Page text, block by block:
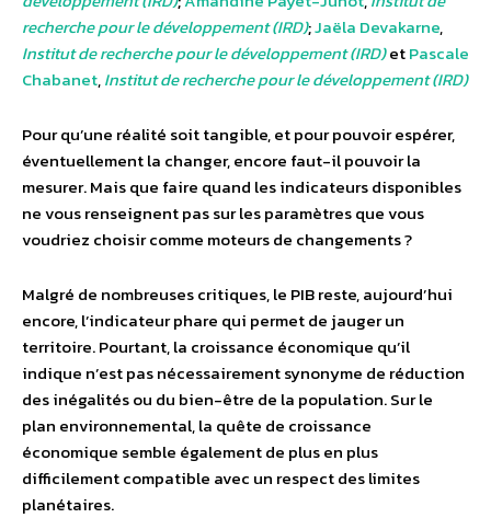
recherche pour le développement (IRD);Jaëla Devakarne,
Institut de recherche pour le développement (IRD)etPascale
Chabanet,Institut de recherche pour le développement (IRD)
Pour qu’une réalité soit tangible, et pour pouvoir espérer,
éventuellement la changer, encore faut-il pouvoir la
mesurer. Mais que faire quand les indicateurs disponibles
ne vous renseignent pas sur les paramètres que vous
voudriez choisir comme moteurs de changements ?
Malgré de nombreuses critiques, le PIB reste, aujourd’hui
encore, l’indicateur phare qui permet de jauger un
territoire. Pourtant, la croissance économique qu’il
indique n’est pas nécessairement synonyme de réduction
des inégalités ou du bien-être de la population. Sur le
plan environnemental, la quête de croissance
économique semble également de plus en plus
difficilement compatible avec un respect des limites
planétaires.